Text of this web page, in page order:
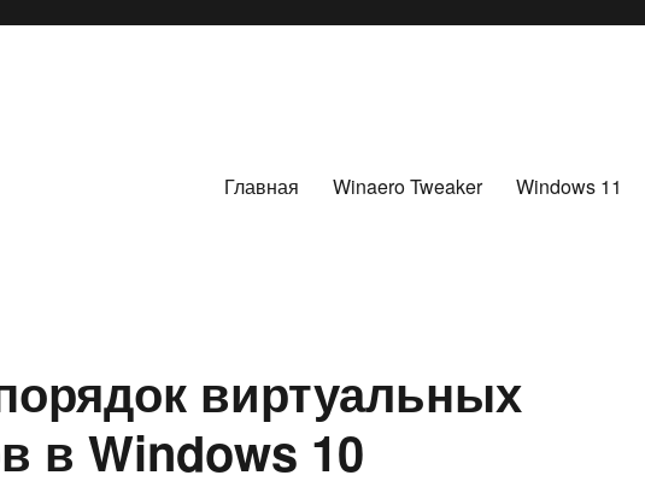
Главная Winaero Tweaker Windows 11
виртуальных
в Windows 10